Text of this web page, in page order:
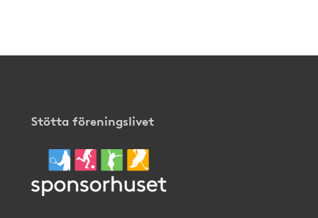
Stötta föreningslivet